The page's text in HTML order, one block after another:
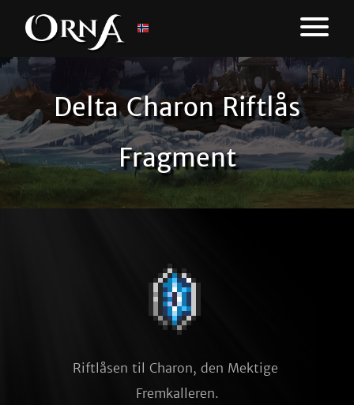
Delta Charon Riftlås
Fragment
Riftlåsen til Charon, den Mektige
Fremkalleren.